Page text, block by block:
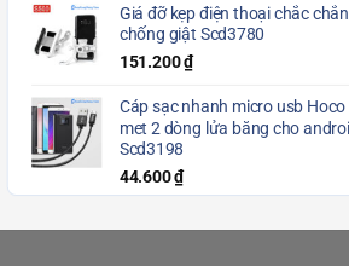
Giá đỡ kẹp điện thoại chắc
chống giật Scd3780
151.200₫
Cáp sạc nhanh micro usb Hoco
met 2 dòng lửa băng cho
Scd3198
44.600₫